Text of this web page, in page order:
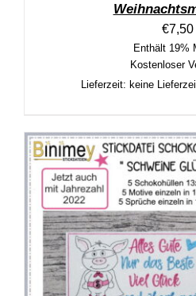
€7,50
Enthält 19%
Kostenloser
Lieferzeit: keine